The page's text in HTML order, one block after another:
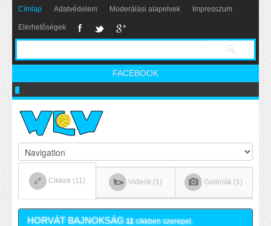
Címlap Adatvédelem Moderálási alapelvek Impresszum
Elérhetőségek
FACEBOOK
Cikkek (11) Videók (1) Galériák (1)
HORVÁT BAJNOKSÁG 11cikkben szerepel.